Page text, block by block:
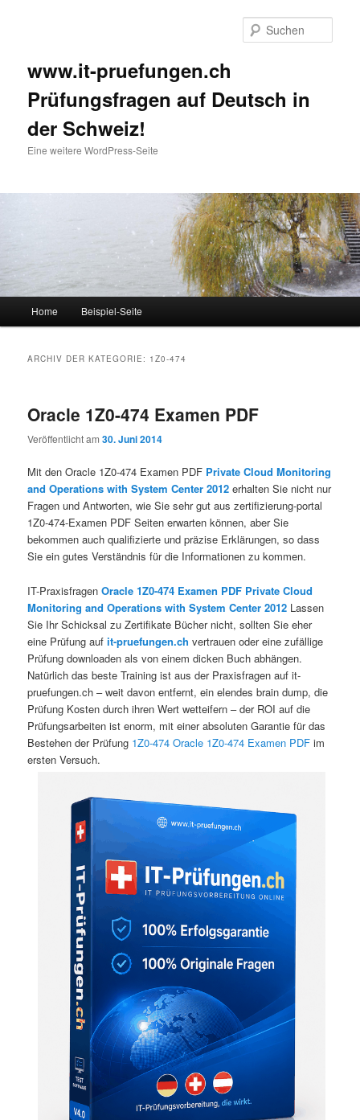
www.it-pruefungen.ch
Prüfungsfragen auf Deutsch in
der Schweiz!
Eine weitere WordPress-Seite
Zum Inhalt wechseln
Zum sekundären Inhalt wechseln
Home Beispiel-Seite
ARCHIV DER KATEGORIE: 1Z0-474
Oracle 1Z0-474 Examen PDF
Veröffentlicht am30. Juni 2014
Mit den Oracle 1Z0-474 Examen PDF Private Cloud Monitoring
and Operations with System Center 2012 erhalten Sie nicht nur
Fragen und Antworten, wie Sie sehr gut aus zertifizierung-portal
1Z0-474-Examen PDF Seiten erwarten können, aber Sie
bekommen auch qualifizierte und präzise Erklärungen, so dass
Sie ein gutes Verständnis für die Informationen zu kommen.
IT-PraxisfragenOracle 1Z0-474 Examen PDF Private Cloud
Monitoring and Operations with System Center 2012 Lassen
Sie Ihr Schicksal zu Zertifikate Bücher nicht, sollten Sie eher
eine Prüfung aufit-pruefungen.ch vertrauen oder eine zufällige
Prüfung downloaden als von einem dicken Buch abhängen.
Natürlich das beste Training ist aus der Praxisfragen auf it-
pruefungen.ch – weit davon entfernt, ein elendes brain dump, die
Prüfung Kosten durch ihren Wert wetteifern – der ROI auf die
Prüfungsarbeiten ist enorm, mit einer absoluten Garantie für das
Bestehen der Prüfung 1Z0-474 Oracle 1Z0-474 Examen PDF im
ersten Versuch.